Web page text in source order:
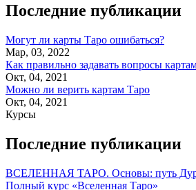
Последние публикации
Могут ли карты Таро ошибаться?
Мар, 03, 2022
Как правильно задавать вопросы
Окт, 04, 2021
Можно ли верить картам Таро
Окт, 04, 2021
Курсы
Последние публикации
ВСЕЛЕННАЯ ТАРО. Основы: путь
Полный курс «Вселенная Таро»